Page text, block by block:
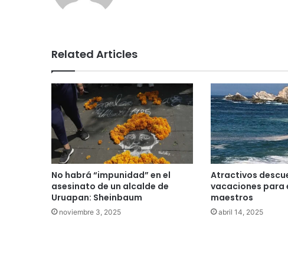
Related Articles
No habrá “impunidad” en el
asesinato de un alcalde de
Uruapan: Sheinbaum
noviembre 3, 2025
Atractivos
vacaciones para
maestros
abril 14, 2025